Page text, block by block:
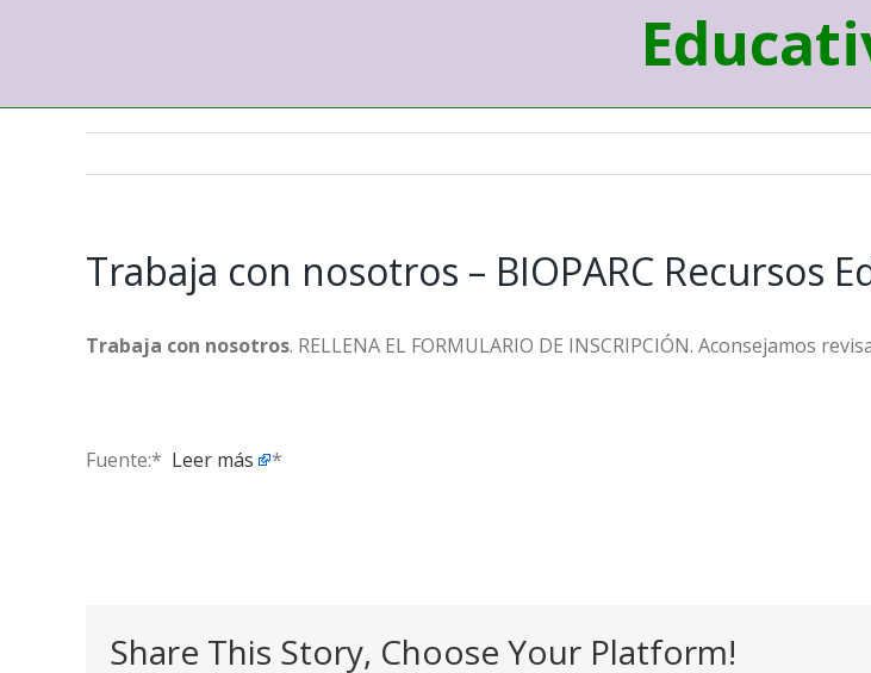
Trabaja con nosotros – BIOPARC Recursos
Trabaja con nosotros. RELLENA EL FORMULARIO DE INSCRIPCIÓN. Aconsejamos
Fuente:* ​ Leer más *
Share This Story, Choose Your Platform!